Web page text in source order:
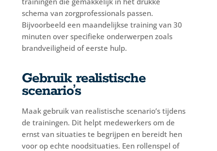
schema van zorgprofessionals passen.
Bijvoorbeeld een maandelijkse training van 30
minuten over specifieke onderwerpen zoals
brandveiligheid of eerste hulp.
Gebruik realistische
scenario’s
Maak gebruik van realistische scenario’s tijdens
de trainingen. Dit helpt medewerkers om de
ernst van situaties te begrijpen en bereidt hen
voor op echte noodsituaties. Een rollenspel of